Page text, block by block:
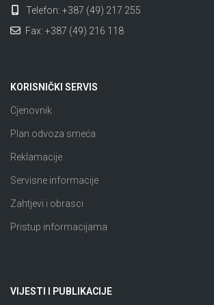
Telefon: +387 (49) 217 255
Fax: +387 (49) 216 118
KORISNIČKI SERVIS
Cjenovnik
Plan odvoza smeća
Reklamacije
Servisne informacije
Zahtjevi i obrasci
Pristup informacijama
VIJESTI I PUBLIKACIJE